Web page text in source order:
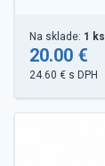
Na sklade: 1 ks
20.00 €
24.60 € s DPH